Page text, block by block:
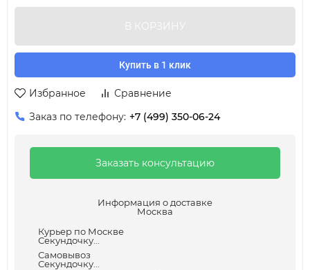
В КОРЗИНУ
Купить в 1 клик
Избранное
Сравнение
Заказ по телефону: +7 (499) 350-06-24
Заказать консультацию
Информация о доставке
Москва
Курьер по Москве
Секундочку...
Самовывоз
Секундочку...